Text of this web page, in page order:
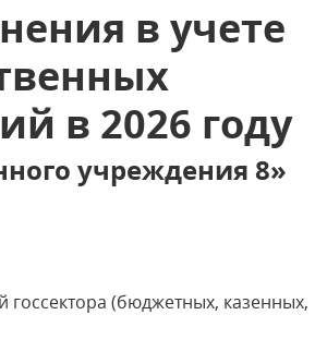
в учете
в 2026 году
учреждения 8»
госсектора (бюджетных, казенных,